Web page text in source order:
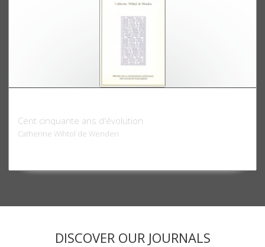
Cent cinquante ans d'évolution
Catherine Wihtol de Wenden
DISCOVER OUR JOURNALS